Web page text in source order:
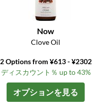
Now
Clove Oil
2 Options from ¥613 - ¥2302
ディスカウント％ up to 43%
オプションを見る